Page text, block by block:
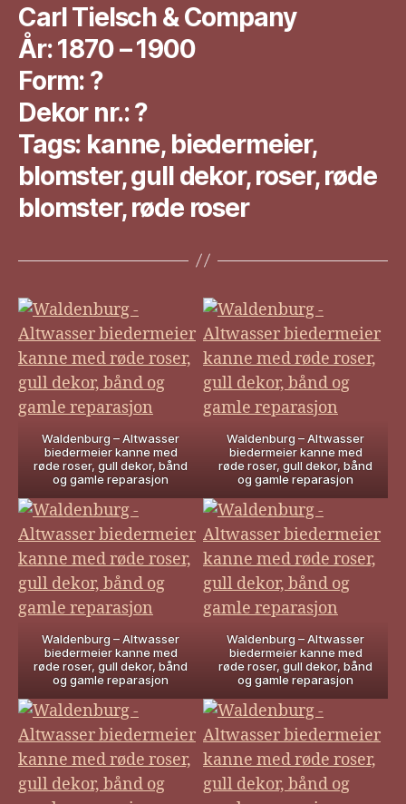
Carl Tielsch & Company
År: 1870 – 1900
Form: ?
Dekor nr.: ?
Tags: kanne, biedermeier,
blomster, gull dekor, roser, røde
blomster, røde roser
Waldenburg – Altwasser
biedermeier kanne med
røde roser, gull dekor, bånd
og gamle reparasjon
Waldenburg – Altwasser
biedermeier kanne med
røde roser, gull dekor, bånd
og gamle reparasjon
Waldenburg – Altwasser
biedermeier kanne med
røde roser, gull dekor, bånd
og gamle reparasjon
Waldenburg – Altwasser
biedermeier kanne med
røde roser, gull dekor, bånd
og gamle reparasjon